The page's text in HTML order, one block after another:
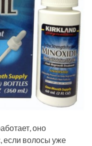
оно
если волосы уже